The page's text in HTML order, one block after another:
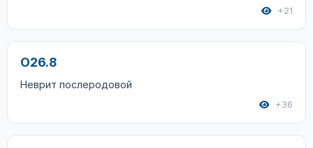
+21
O26.8
Неврит послеродовой
+36